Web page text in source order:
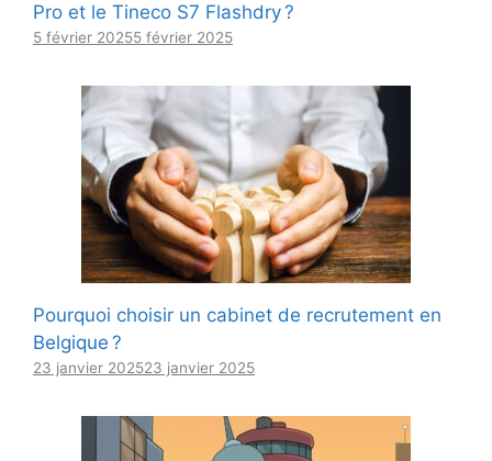
Pro et le Tineco S7 Flashdry ?
5 février 20255 février 2025
Pourquoi choisir un cabinet de recrutement en
Belgique ?
23 janvier 202523 janvier 2025